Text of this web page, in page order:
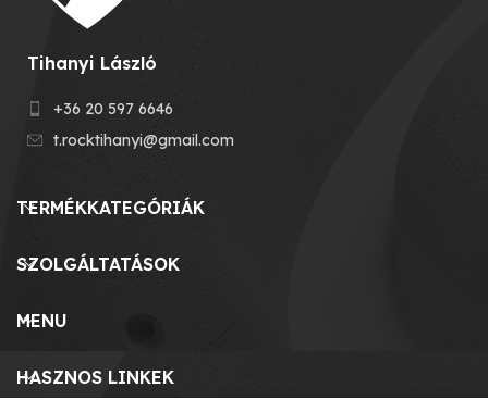
Tihanyi László
+36 20 597 6646
t.rocktihanyi@gmail.com
TERMÉKKATEGÓRIÁK
SZOLGÁLTATÁSOK
MENU
HASZNOS LINKEK